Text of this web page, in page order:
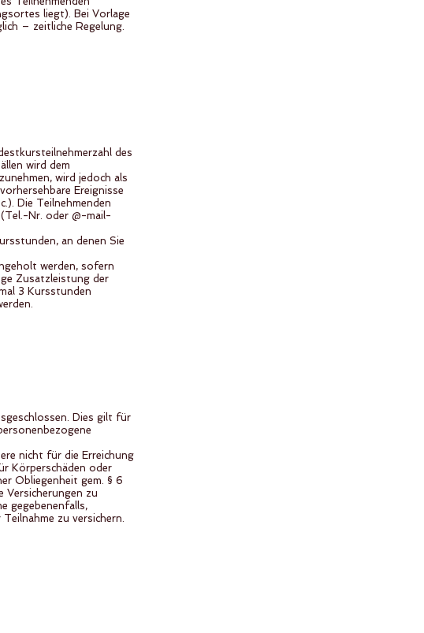
liegt). Bei Vorlage
– zeitliche Regelung.
des
wird dem
wird jedoch als
Ereignisse
Die Teilnehmenden
Nr. oder @-mail-
an denen Sie
werden, sofern
Zusatzleistung der
3 Kursstunden
Dies gilt für
nicht für die Erreichung
Körperschäden oder
Obliegenheit gem. § 6
Versicherungen zu
gegebenenfalls,
zu versichern.